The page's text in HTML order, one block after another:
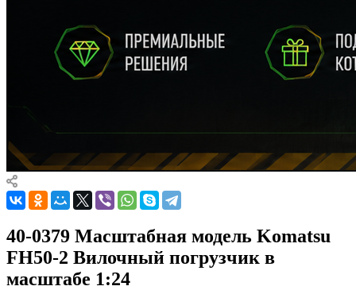
40-0379 Масштабная модель Komatsu
FH50-2 Вилочный погрузчик в
масштабе 1:24